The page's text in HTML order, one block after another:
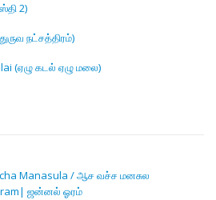
2)
நட்சத்திரம்)
(ஏழு கடல் ஏழு மலை)
Manasula / ஆச வச்ச மனசுல
ஜன்னல் ஓரம்